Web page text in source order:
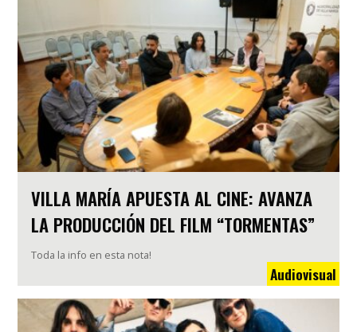
VILLA MARÍA APUESTA AL CINE: AVANZA
LA PRODUCCIÓN DEL FILM “TORMENTAS”
Toda la info en esta nota!
Audiovisual